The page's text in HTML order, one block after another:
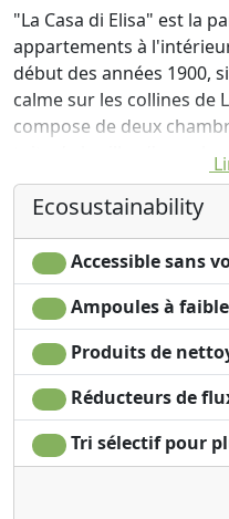
"La Casa di Elisa" est la
appartements à
début des années 1900,
calme sur les collines de
compose de deux
toits de la ville, d'un
ainsi que d'une cuisine
salle de bains. À l'arrière
terrasse, meublée avec
grand parasol, afin que
repas d'été à l'extérieur.
Profitez de votre séjour à
Nous sommes très
recommandations pour
être savoir et nous
vous guider sur les
tout aussi beaux) des
Ecosustainability
Accessible sans
Ampoules à
Produits de
Réducteurs de
Tri sélectif pour